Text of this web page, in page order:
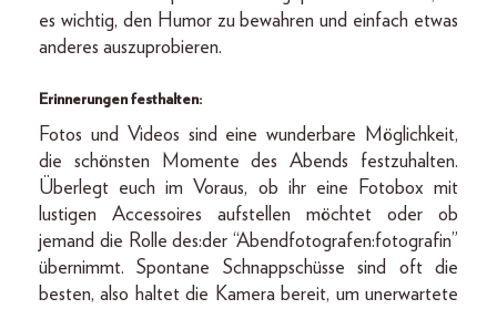
es wichtig, den Humor zu bewahren und einfach etwas
anderes auszuprobieren.
Erinnerungen festhalten:
Fotos und Videos sind eine wunderbare Möglichkeit,
die schönsten Momente des Abends festzuhalten.
Überlegt euch im Voraus, ob ihr eine Fotobox mit
lustigen Accessoires aufstellen möchtet oder ob
jemand die Rolle des:der “Abendfotografen:fotografin”
übernimmt. Spontane Schnappschüsse sind oft die
besten, also haltet die Kamera bereit, um unerwartete